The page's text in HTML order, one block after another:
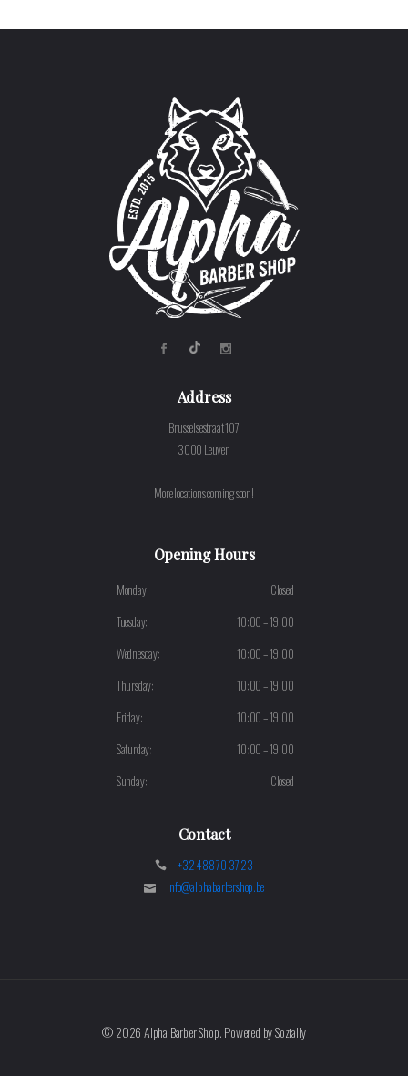
Address
Brusselsestraat 107
3000 Leuven
More locations coming soon!
Opening Hours
Monday:
Closed
Tuesday:
10:00 – 19:00
Wednesday:
10:00 – 19:00
Thursday:
10:00 – 19:00
Friday:
10:00 – 19:00
Saturday:
10:00 – 19:00
Sunday:
Closed
Contact
+32 488 70 37 23
info@alphabarbershop.be
©2026 Alpha Barber Shop. Powered by Sozially